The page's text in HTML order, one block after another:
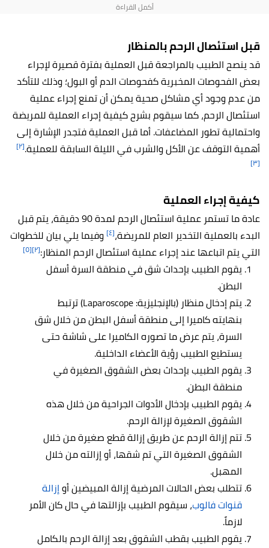
قبل استئصال الرحم بالمنظار
قد ينصح الطبيب بالمراجعة قبل العملية بفترة قصيرة لإجراء
بعض الفحوصات المخبرية كفحوصات الدم أو البول؛ وذلك للتأكد
من عدم وجود أي مشاكل صحية يمكن أن تمنع إجراء عملية
استئصال الرحم، كما سيقوم بشرح كيفية إجراء العملية للمريضة
واحتمالية تطور المضاعفات. أما قبل العملية فتجدر الإشارة إلى
أهمية التوقف عن الأكل والشرب في الليلة السابقة للعملية.[٢]
[٣]
كيفية إجراء العملية
عادة ما تستمر عملية استئصال الرحم لمدة 90 دقيقة، يتم قبل
البدء بالعملية التخدير العام للمريضة،[٤]
وفيما يلي بيان للخطوات
التي يتم اتباعها عند إجراء عملية استئصال الرحم المنظار:[٢] [٥]
يقوم الطبيب بإحداث شق في منطقة السرة أسفل
البطن.
يتم إدخال منظار (بالإنجليزية: Laparoscope) ترتبط
بنهايته كاميرا إلى منطقة أسفل البطن من خلال شق
السرة، يتم عرض ما تصوره الكاميرا على شاشة حتى
يستطيع الطبيب رؤية الأعضاء الداخلية.
يقوم الطبيب بإحداث بعض الشقوق الصغيرة في
منطقة البطن.
يقوم الطبيب بإدخال الأدوات الجراحية من خلال هذه
الشقوق الصغيرة لإزالة الرحم.
تتم إزالة الرحم عن طريق إزالة قطع صغيرة من خلال
الشقوق الصغيرة التي تم شقها، أو إزالته من خلال
المهبل.
تتطلب بعض الحالات المرضية إزالة المبيضين أوإزالة
قنوات فالوب، سيقوم الطبيب بإزالتها في حال كان الأمر
لازماً.
يقوم الطبيب بقطب الشقوق بعد إزالة الرحم بالكامل